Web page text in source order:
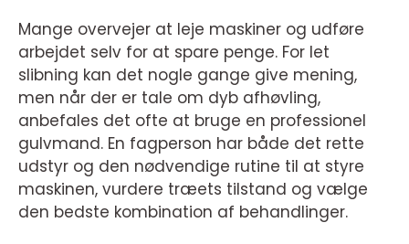
Mange overvejer at leje maskiner og udføre
arbejdet selv for at spare penge. For let
slibning kan det nogle gange give mening,
men når der er tale om dyb afhøvling,
anbefales det ofte at bruge en professionel
gulvmand. En fagperson har både det rette
udstyr og den nødvendige rutine til at styre
maskinen, vurdere træets tilstand og vælge
den bedste kombination af behandlinger.